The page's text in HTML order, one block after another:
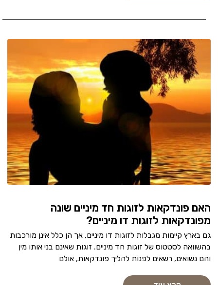
האם פונדקאות לזוגות חד מיניים שונה
מפונדקאות לזוגות דו מיניים?
גם בארץ קיימות מגבלות לזוגות דו מיניים, אך הן כלל אינן מורכבות
בהשוואה לסטטוס של זוגות חד מיניים. זוגות שאינם בני אותו מין
והם נשואים, רשאים לפנות להליך פונדקאות, אולם